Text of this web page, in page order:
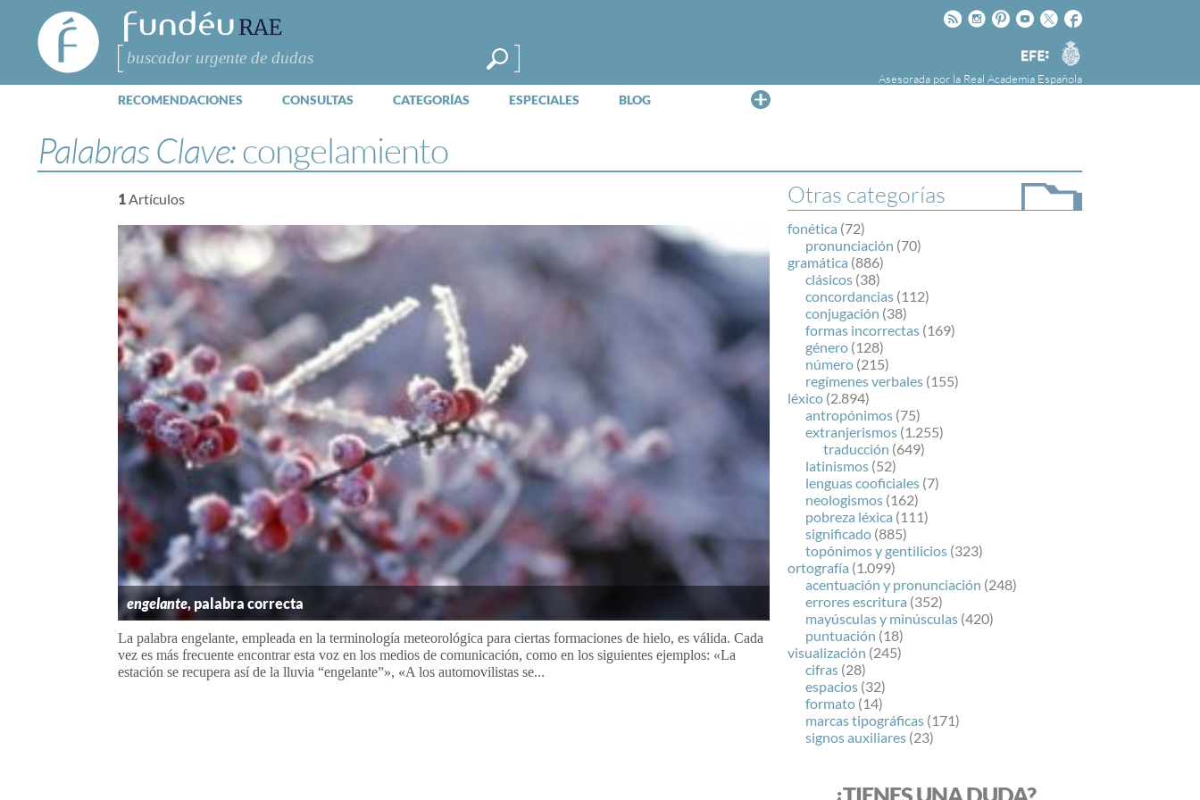
FundéuRAE
- Fundación
del Español
Urgente
Buscar
Facebook
Twitter
Youtube
Pinteres
Instagram
Rss
Agencia
EFE
Asesorada por la Real Academia Española
RECOMENDACIONES CONSULTAS CATEGORÍAS ESPECIALES BLOG
la Agencia Efe y la Real Academia Española,
cuyo objetivo es colaborar con el buen uso del
español en los medios de comunicación y en
Internet.
Palabras Clave:congelamiento
Otras categorías
fonética (72)
pronunciación (70)
gramática (886)
clásicos (38)
concordancias (112)
conjugación (38)
formas incorrectas (169)
género (128)
número (215)
regímenes verbales (155)
léxico (2.894)
antropónimos (75)
extranjerismos (1.255)
traducción (649)
latinismos (52)
lenguas cooficiales (7)
neologismos (162)
pobreza léxica (111)
significado (885)
topónimos y gentilicios (323)
ortografía (1.099)
acentuación y pronunciación (248)
errores escritura (352)
mayúsculas y minúsculas (420)
puntuación (18)
visualización (245)
cifras (28)
espacios (32)
formato (14)
marcas tipográficas (171)
signos auxiliares (23)
1Artículos
engelante, palabra correcta
La palabra engelante, empleada en la terminología meteorológica para ciertas formaciones de hielo, es válida. Cada
vez es más frecuente encontrar esta voz en los medios de comunicación, como en los siguientes ejemplos: «La
estación se recupera así de la lluvia “engelante”», «A los automovilistas se...
¿TIENES UNA DUDA?